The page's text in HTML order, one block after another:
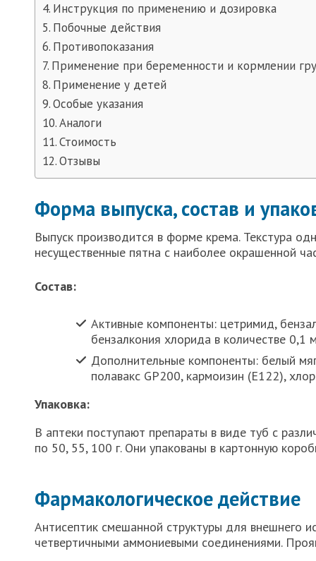
Инструкция по применению и дозировка
Побочные действия
Противопоказания
Применение при беременности и кормлении
Применение у детей
Особые указания
Аналоги
Стоимость
Отзывы
Форма выпуска, состав и
Выпуск производится в форме крема. Текстура
несущественные пятна с наиболее окрашенной
Состав:
Активные компоненты: цетримид,
бензалкония хлорида в количестве 0,1
Дополнительные компоненты: белый
полавакс GP200, кармоизин (Е122),
Упаковка:
В аптеки поступают препараты в виде туб с
по 50, 55, 100 г. Они упакованы в картонную
Фармакологическое действие
Антисептик смешанной структуры для внешнего
четвертичными аммониевыми соединениями.